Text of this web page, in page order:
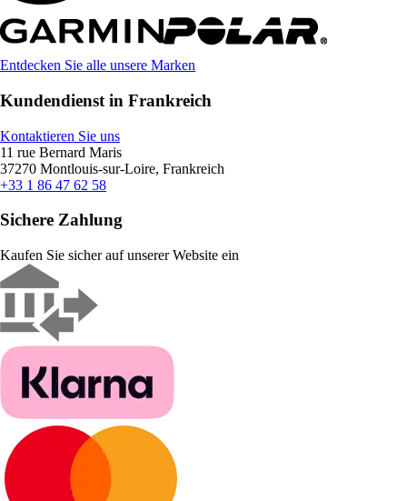
Entdecken Sie alle unsere Marken
Kundendienst in Frankreich
Kontaktieren Sie uns
11 rue Bernard Maris
37270 Montlouis-sur-Loire, Frankreich
+33 1 86 47 62 58
Sichere Zahlung
Kaufen Sie sicher auf unserer Website ein